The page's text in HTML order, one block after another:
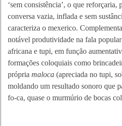
‘sem consistência’, o que reforçaria,
conversa vazia, inflada e sem
caracteriza o mexerico.
notável produtividade na fala
africana e tupi, em função
formações coloquiais como
própria maloca (apreciada no tupi,
moldando um resultado sonoro que
fo-ca, quase o murmúrio de bocas